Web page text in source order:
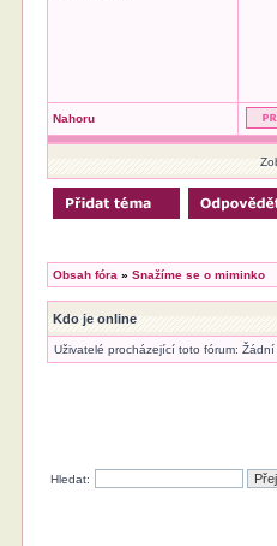
Nahoru
Obsah fóra »Snažíme se o miminko
Kdo je online
Uživatelé procházející toto fórum:
Hledat: